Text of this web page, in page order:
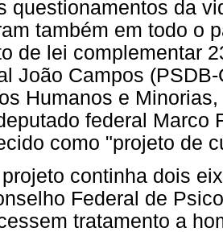
questionamentos da
também em todo o
de lei complementar
João Campos
Humanos e
federal Marco
como "projeto de
continha dois
Federal de
tratamento a